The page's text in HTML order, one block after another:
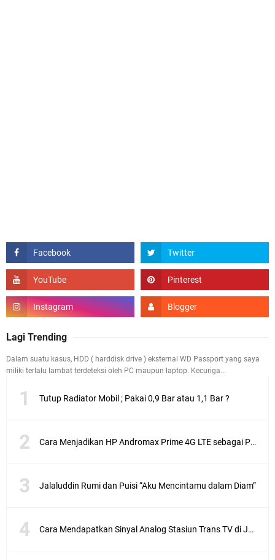
Lagi Trending
Dalam suatu kasus, HDD ( harddisk drive ) eksternal WD Passport yang saya
miliki terlalu lambat terdeteksi oleh PC maupun laptop. Kecuriga...
Tutup Radiator Mobil ; Pakai 0,9 Bar atau 1,1 Bar ?
Cara Menjadikan HP Andromax Prime 4G LTE sebagai Perangkat Wifi Hotspot
Jalaluddin Rumi dan Puisi “Aku Mencintamu dalam Diam”
Cara Mendapatkan Sinyal Analog Stasiun Trans TV di Jakarta